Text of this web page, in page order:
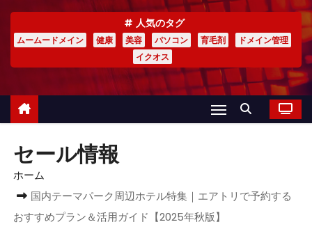
人気のタグ
ムームードメイン 健康 美容 パソコン 育毛剤
ドメイン管理
イクオス
セール情報
ホーム
国内テーマパーク周辺ホテル特集｜エアトリで予約する
おすすめプラン＆活用ガイド【2025年秋版】